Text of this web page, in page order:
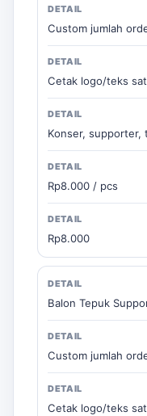
Custom jumlah
Cetak logo/teks
Konser, supporter,
Rp8.000 / pcs
Rp8.000
Balon Tepuk
Custom jumlah
Cetak logo/teks